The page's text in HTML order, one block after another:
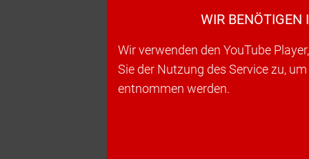
WIR BENÖTIGEN
Wir verwenden den YouTube
Sie der Nutzung des Service zu,
entnommen werden.